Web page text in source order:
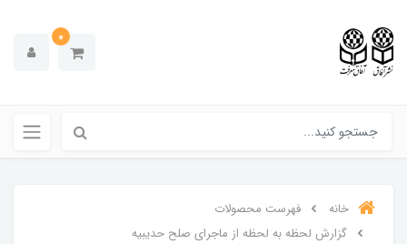
0
خانه
فهرست محصولات
گزارش لحظه به لحظه از ماجرای صلح حدیبیه